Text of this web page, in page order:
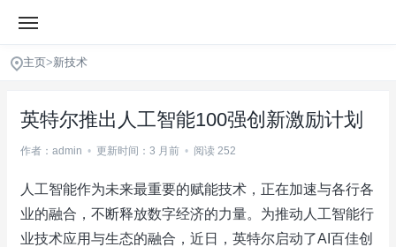
主页>新技术
英特尔推出人工智能100强创新激励计划
作者：admin • 更新时间：3 月前 • 阅读 252
人工智能作为未来最重要的赋能技术，正在加速与各行各
业的融合，不断释放数字经济的力量。为推动人工智能行
业技术应用与生态的融合，近日，英特尔启动了AI百佳创